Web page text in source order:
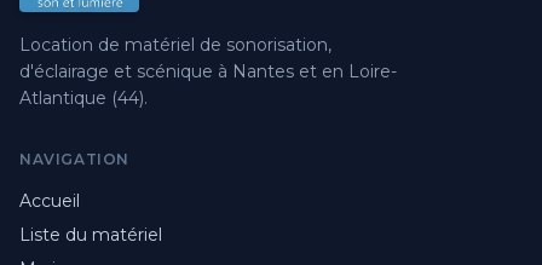
Location de matériel de sonorisation,
d'éclairage et scénique à Nantes et en Loire-
Atlantique (44).
NAVIGATION
Accueil
Liste du matériel